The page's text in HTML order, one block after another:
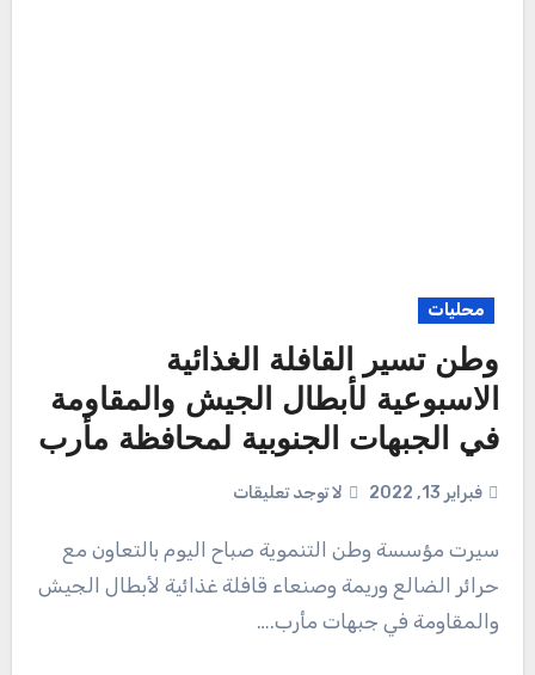
محليات
وطن تسير القافلة الغذائية
الاسبوعية لأبطال الجيش والمقاومة
في الجبهات الجنوبية لمحافظة مأرب
فبراير 13, 2022 لا توجد تعليقات
سيرت مؤسسة وطن التنموية صباح اليوم بالتعاون مع
حرائر الضالع وريمة وصنعاء قافلة غذائية لأبطال الجيش
والمقاومة في جبهات مأرب.…